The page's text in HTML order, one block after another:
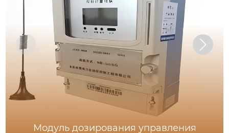
Модуль дозирования управления